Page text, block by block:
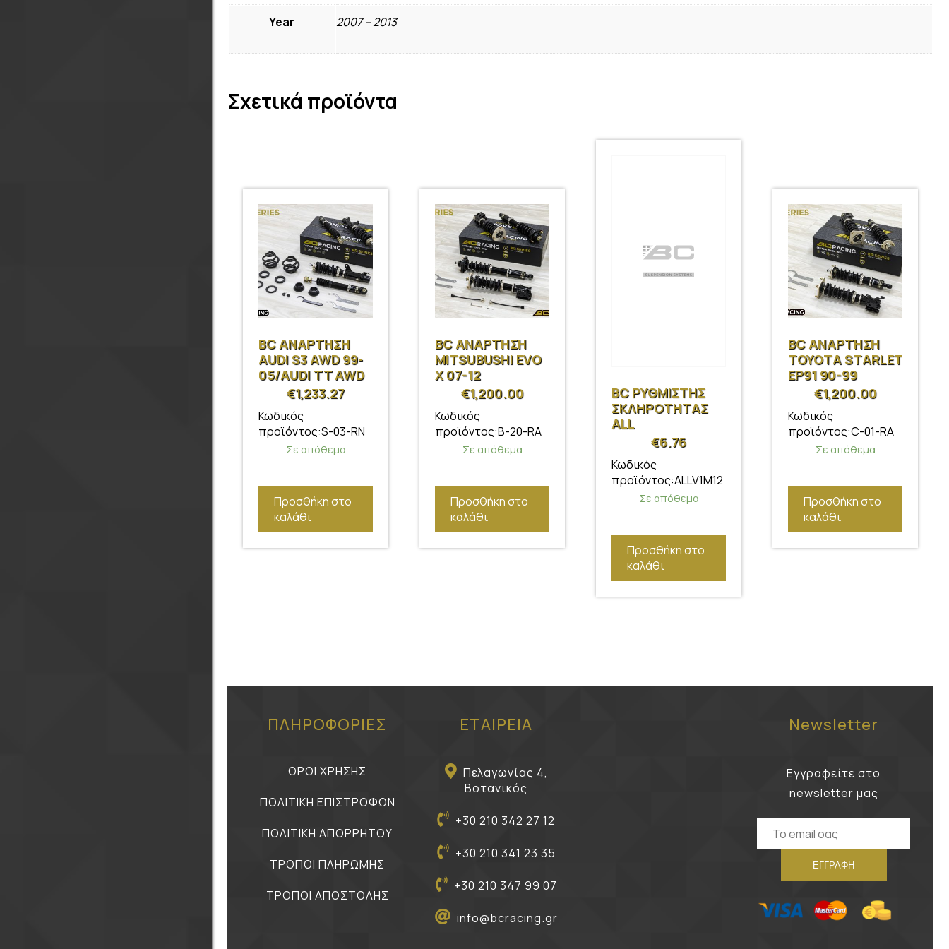
Year 2007 – 2013
Σχετικά προϊόντα
BC ΑΝΑΡΤΗΣΗ
AUDI S3 AWD 99-
05/AUDI TT AWD
99-06
€1,233.27
Κωδικός
προϊόντος:S-03-RN
Σε απόθεμα
Προσθήκη στο
καλάθι
BC ΑΝΑΡΤΗΣΗ
MITSUBUSHI EVO
X 07-12
€1,200.00
Κωδικός
προϊόντος:B-20-RA
Σε απόθεμα
Προσθήκη στο
καλάθι
BC ΡΥΘΜΙΣΤΗΣ
ΣΚΛΗΡΟΤΗΤΑΣ
ALL
€6.76
Κωδικός
προϊόντος:ALLV1M12
Σε απόθεμα
Προσθήκη στο
καλάθι
BC ΑΝΑΡΤΗΣΗ
TOYOTA STARLET
EP91 90-99
€1,200.00
Κωδικός
προϊόντος:C-01-RA
Σε απόθεμα
Προσθήκη στο
καλάθι
ΠΛΗΡΟΦΟΡΙΕΣ
ΟΡΟΙ ΧΡΗΣΗΣ
ΠΟΛΙΤΙΚΗ ΕΠΙΣΤΡΟΦΩΝ
ΠΟΛΙΤΙΚΗ ΑΠΟΡΡΗΤΟΥ
ΤΡΟΠΟΙ ΠΛΗΡΩΜΗΣ
ΤΡΟΠΟΙ ΑΠΟΣΤΟΛΗΣ
ΕΤΑΙΡΕΙΑ
Πελαγωνίας 4,
Βοτανικός
+30 210 342 27 12
+30 210 341 23 35
+30 210 347 99 07
info@bcracing.gr
Newsletter
Εγγραφείτε στο
newsletter μας